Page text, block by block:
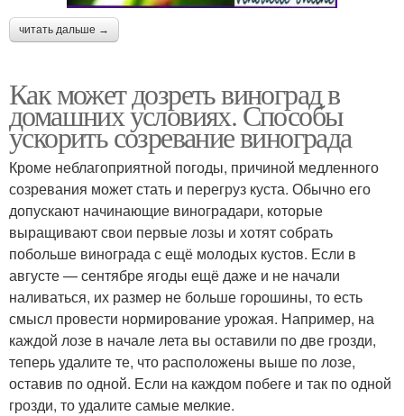
читать дальше →
Как может дозреть виноград в
домашних условиях. Способы
ускорить созревание винограда
Кроме неблагоприятной погоды, причиной медленного
созревания может стать и перегруз куста. Обычно его
допускают начинающие виноградари, которые
выращивают свои первые лозы и хотят собрать
побольше винограда с ещё молодых кустов. Если в
августе — сентябре ягоды ещё даже и не начали
наливаться, их размер не больше горошины, то есть
смысл провести нормирование урожая. Например, на
каждой лозе в начале лета вы оставили по две грозди,
теперь удалите те, что расположены выше по лозе,
оставив по одной. Если на каждом побеге и так по одной
грозди, то удалите самые мелкие.